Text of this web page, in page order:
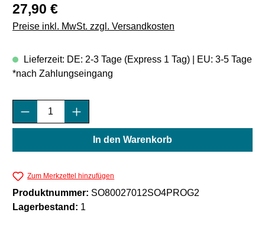
Regulärer Preis:
27,90 €
Preise inkl. MwSt. zzgl. Versandkosten
Lieferzeit: DE: 2-3 Tage (Express 1 Tag) | EU: 3-5 Tage
*nach Zahlungseingang
Produkt Anzahl: Gib den gewünschten
In den Warenkorb
Zum Merkzettel hinzufügen
Produktnummer: SO80027012SO4PROG2
Lagerbestand: 1